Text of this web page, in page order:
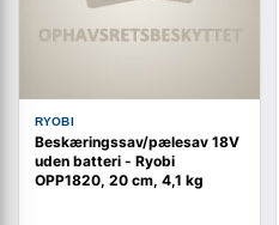
RYOBI
Beskæringssav/pælesav 18V
uden batteri - Ryobi
OPP1820, 20 cm, 4,1 kg